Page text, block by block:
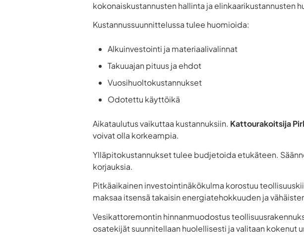
kokonaiskustannusten hallinta ja elinkaarikustannusten
Kustannussuunnittelussa tulee huomioida:
Alkuinvestointi ja materiaalivalinnat
Takuuajan pituus ja ehdot
Vuosihuoltokustannukset
Odotettu käyttöikä
Aikataulutus vaikuttaa kustannuksiin. Kattourakoitsija
voivat olla korkeampia.
Ylläpitokustannukset tulee budjetoida etukäteen.
korjauksia.
Pitkäaikainen investointinäkökulma korostuu
maksaa itsensä takaisin energiatehokkuuden ja
Vesikattoremontin hinnanmuodostus
osatekijät suunnitellaan huolellisesti ja valitaan